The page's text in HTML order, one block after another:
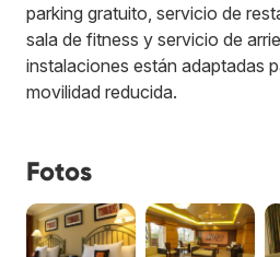
parking gratuito, servicio de
sala de fitness y servicio de
instalaciones están adaptadas
movilidad reducida.
Fotos